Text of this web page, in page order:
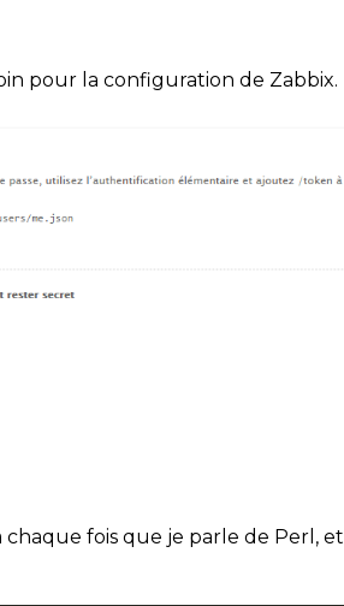
pour la configuration de Zabbix.
chaque fois que je parle de Perl, et